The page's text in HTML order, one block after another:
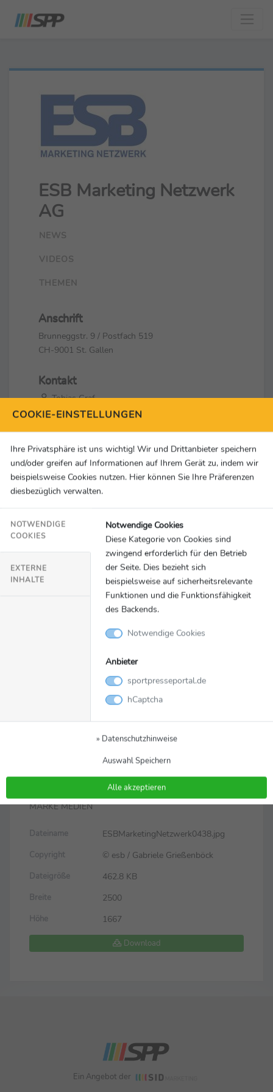
ESB Marketing Netzwerk
AG
NEWS
VIDEOS
THEMEN
Anschrift
Brunneggstr. 9 / Postfach 519
CH-9001 St. Gallen
Kontakt
Tobias Graf
+41 71 226 42 30
Social Media & Links
Wasserman wird
Presenting Partner von
SPORT MARKE MEDIEN
Wasserman wird Presenting Partner von SPORT
MARKE MEDIEN
Dateiname ESBMarketingNetzwerk0438.jpg
Copyright © esb / Gabriele Grießenböck
Dateigröße 462.8 KB
Breite 2500
Höhe 1667
Download
Ein Angebot der
COOKIE-EINSTELLUNGEN
Ihre Privatsphäre ist uns wichtig! Wir und Drittanbieter speichern
und/oder greifen auf Informationen auf Ihrem Gerät zu, indem wir
beispielsweise Cookies nutzen. Hier können Sie Ihre Präferenzen
diesbezüglich verwalten.
NOTWENDIGE
COOKIES
EXTERNE
INHALTE
Notwendige Cookies
Diese Kategorie von Cookies sind
zwingend erforderlich für den Betrieb
der Seite. Dies bezieht sich
beispielsweise auf sicherheitsrelevante
Funktionen und die Funktionsfähigkeit
des Backends.
Notwendige Cookies
Anbieter
sportpresseportal.de
hCaptcha
» Datenschutzhinweise
Auswahl Speichern
Alle akzeptieren